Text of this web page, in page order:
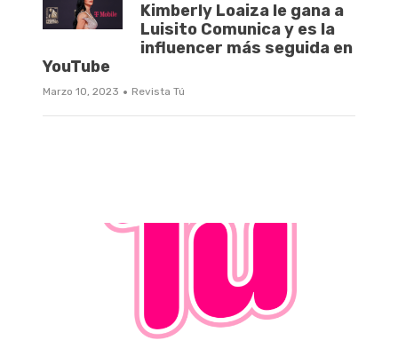
Kimberly Loaiza le gana a
Luisito Comunica y es la
influencer más seguida en
YouTube
Marzo 10, 2023 · Revista Tú